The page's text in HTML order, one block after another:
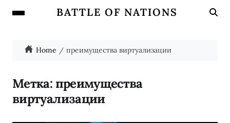
BATTLE OF NATIONS
Home преимущества виртуализации
Метка: преимущества
виртуализации